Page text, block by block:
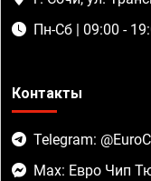
Пн-Сб | 09:00 -
Контакты
Telegram:
Max: Евро Чип